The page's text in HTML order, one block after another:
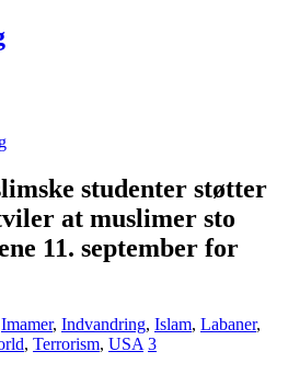
studenter støtter
at muslimer sto
11. september for
Imamer, Indvandring, Islam, Labaner,
, Terrorism, USA 3